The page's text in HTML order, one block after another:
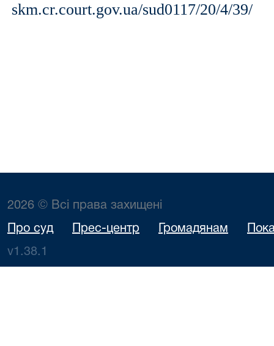
skm.cr.court.gov.ua/sud0117/20/4/39/
2026 © Всі права захищені
Про суд Прес-центр Громадянам
v1.38.1